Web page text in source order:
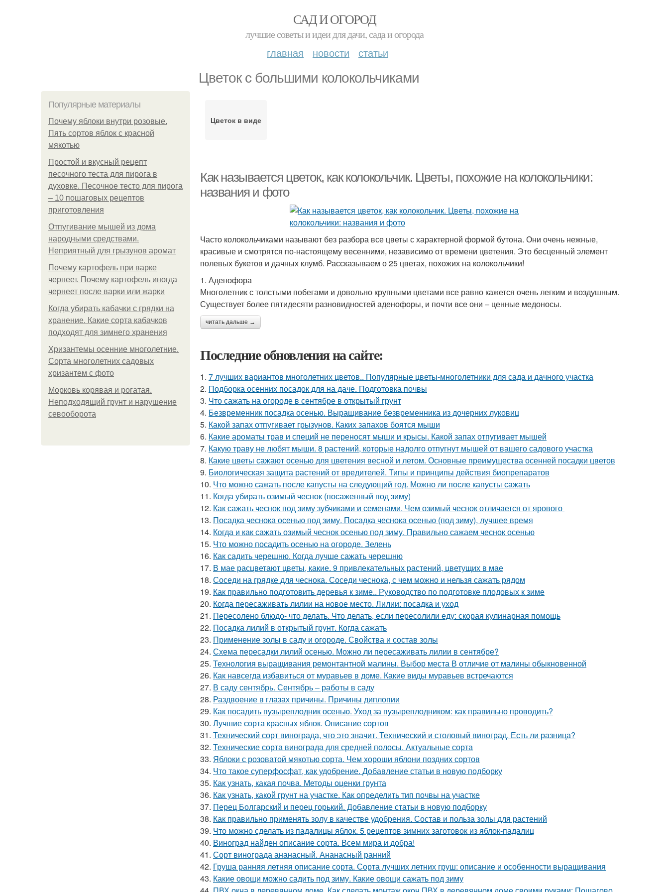
САД И ОГОРОД
лучшие советы и идеи для дачи, сада и огорода
главная новости статьи
Цветок с большими колокольчиками
Популярные материалы
Почему яблоки внутри розовые.
Пять сортов яблок с красной
мякотью
Простой и вкусный рецепт
песочного теста для пирога в
духовке. Песочное тесто для пирога
– 10 пошаговых рецептов
приготовления
Отпугивание мышей из дома
народными средствами.
Неприятный для грызунов аромат
Почему картофель при варке
чернеет. Почему картофель иногда
чернеет после варки или жарки
Когда убирать кабачки с грядки на
хранение. Какие сорта кабачков
подходят для зимнего хранения
Хризантемы осенние многолетние.
Сорта многолетних садовых
хризантем с фото
Морковь корявая и рогатая.
Неподходящий грунт и нарушение
севооборота
Цветок в виде
Как называется цветок, как колокольчик. Цветы, похожие на колокольчики:
названия и фото
Часто колокольчиками называют без разбора все цветы с характерной формой бутона. Они очень нежные,
красивые и смотрятся по-настоящему весенними, независимо от времени цветения. Это бесценный элемент
полевых букетов и дачных клумб. Рассказываем о 25 цветах, похожих на колокольчики!
1. Аденофора
Многолетник с толстыми побегами и довольно крупными цветами все равно кажется очень легким и воздушным.
Существует более пятидесяти разновидностей аденофоры, и почти все они – ценные медоносы.
читать дальше →
Последние обновления на сайте:
1. 7 лучших вариантов многолетних цветов.. Популярные цветы-многолетники для сада и дачного участка
2. Подборка осенних посадок для на даче. Подготовка почвы
3. Что сажать на огороде в сентябре в открытый грунт
4. Безвременник посадка осенью. Выращивание безвременника из дочерних луковиц
5. Какой запах отпугивает грызунов. Каких запахов боятся мыши
6. Какие ароматы трав и специй не переносят мыши и крысы. Какой запах отпугивает мышей
7. Какую траву не любят мыши. 8 растений, которые надолго отпугнут мышей от вашего садового участка
8. Какие цветы сажают осенью для цветения весной и летом. Основные преимущества осенней посадки цветов
9. Биологическая защита растений от вредителей. Типы и принципы действия биопрепаратов
10. Что можно сажать после капусты на следующий год. Можно ли после капусты сажать
11. Когда убирать озимый чеснок (посаженный под зиму)
12. Как сажать чеснок под зиму зубчиками и семенами. Чем озимый чеснок отличается от ярового
13. Посадка чеснока осенью под зиму. Посадка чеснока осенью (под зиму), лучшее время
14. Когда и как сажать озимый чеснок осенью под зиму. Правильно сажаем чеснок осенью
15. Что можно посадить осенью на огороде. Зелень
16. Как садить черешню. Когда лучше сажать черешню
17. В мае расцветают цветы, какие. 9 привлекательных растений, цветущих в мае
18. Соседи на грядке для чеснока. Соседи чеснока, с чем можно и нельзя сажать рядом
19. Как правильно подготовить деревья к зиме.. Руководство по подготовке плодовых к зиме
20. Когда пересаживать лилии на новое место. Лилии: посадка и уход
21. Пересолено блюдо- что делать. Что делать, если пересолили еду: скорая кулинарная помощь
22. Посадка лилий в открытый грунт. Когда сажать
23. Применение золы в саду и огороде. Свойства и состав золы
24. Схема пересадки лилий осенью. Можно ли пересаживать лилии в сентябре?
25. Технология выращивания ремонтантной малины. Выбор места В отличие от малины обыкновенной
26. Как навсегда избавиться от муравьев в доме. Какие виды муравьев встречаются
27. В саду сентябрь. Сентябрь – работы в саду
28. Раздвоение в глазах причины. Причины диплопии
29. Как посадить пузыреплодник осенью. Уход за пузыреплодником: как правильно проводить?
30. Лучшие сорта красных яблок. Описание сортов
31. Технический сорт винограда, что это значит. Технический и столовый виноград. Есть ли разница?
32. Технические сорта винограда для средней полосы. Актуальные сорта
33. Яблоки с розоватой мякотью сорта. Чем хороши яблони поздних сортов
34. Что такое суперфосфат, как удобрение. Добавление статьи в новую подборку
35. Как узнать, какая почва. Методы оценки грунта
36. Как узнать, какой грунт на участке. Как определить тип почвы на участке
37. Перец Болгарский и перец горький. Добавление статьи в новую подборку
38. Как правильно применять золу в качестве удобрения. Состав и польза золы для растений
39. Что можно сделать из падалицы яблок. 5 рецептов зимних заготовок из яблок-падалиц
40. Виноград найден описание сорта. Всем мира и добра!
41. Сорт винограда ананасный. Ананасный ранний
42. Груша ранняя летняя описание сорта. Сорта лучших летних груш: описание и особенности выращивания
43. Какие овощи можно садить под зиму. Какие овощи сажать под зиму